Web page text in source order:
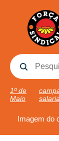
1º de
Maio
Imagem do